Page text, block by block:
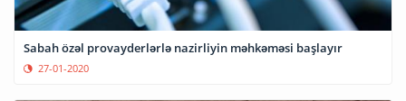
Sabah özəl provayderlərlə nazirliyin məhkəməsi başlayır
27-01-2020